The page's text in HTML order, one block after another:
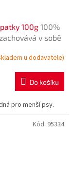
100g 100%
v sobě
u dodavatele)
Do košíku
pro menší psy.
Kód: 95334